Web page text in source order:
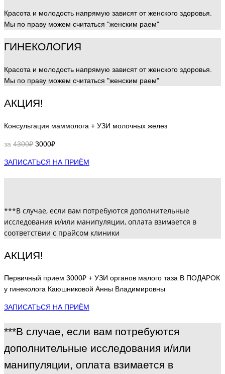
Красота и молодость напрямую зависят от женского здоровья.
Мы по праву можем считаться "женским раем"
ГИНЕКОЛОГИЯ
Красота и молодость напрямую зависят от женского здоровья.
Мы по праву можем считаться "женским раем"
АКЦИЯ!
Консультация маммолога + УЗИ молочных желез
за 4300₽ 3000₽
ЗАПИСАТЬСЯ НА ПРИЁМ
***В случае, если вам потребуются дополнительные
исследования и/или манипуляции, оплата взимается в
соответствии с прайсом клиники
АКЦИЯ!
Первичный прием 3000₽ + УЗИ органов малого таза В ПОДАРОК
у гинеколога Каюшниковой Анны Владимировны
ЗАПИСАТЬСЯ НА ПРИЁМ
***В случае, если вам потребуются
дополнительные исследования и/или
манипуляции, оплата взимается в